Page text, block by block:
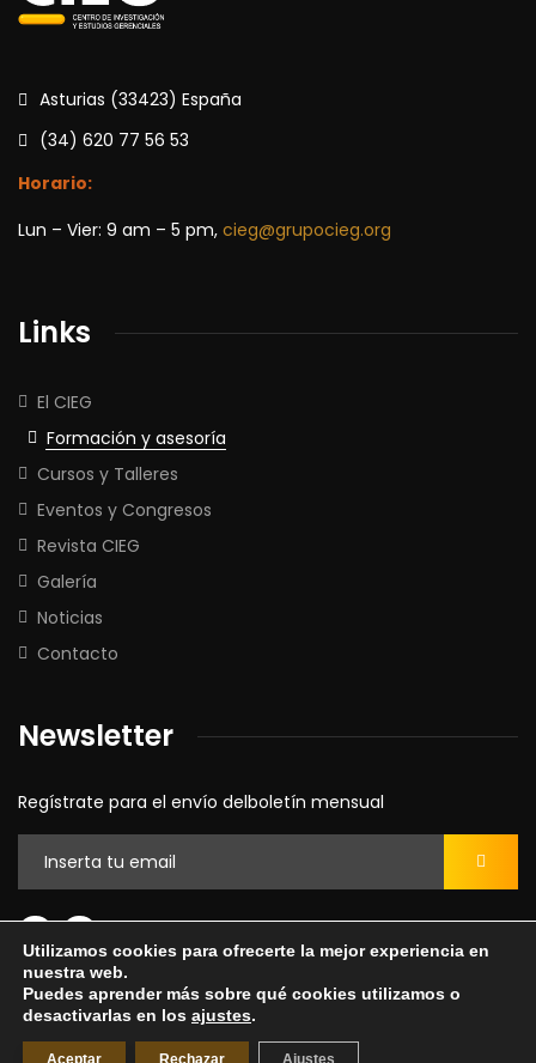
Asturias (33423) España
(34) 620 77 56 53
Horario:
Lun – Vier: 9 am – 5 pm, cieg@grupocieg.org
Links
El CIEG
Formación y asesoría
Cursos y Talleres
Eventos y Congresos
Revista CIEG
Galería
Noticias
Contacto
Newsletter
Regístrate para el envío delboletín mensual
Aviso legal
Política de privacidad
Política de cookies
Utilizamos cookies para ofrecerte la mejor experiencia en
nuestra web.
Puedes aprender más sobre qué cookies utilizamos o
desactivarlas en los ajustes.
Aceptar Rechazar Ajustes